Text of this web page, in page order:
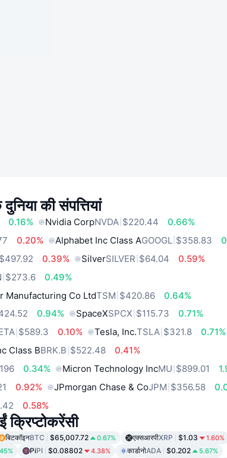
की संपत्तियां
0.16% Nvidia CorpNVDA $220.44
0.66%
0.20% Alphabet Inc Class AGOOGL $358.83
$497.92 0.39% SilverSILVER $64.04
0.59%
$273.6
0.49%
Manufacturing Co LtdTSM $420.86
0.64%
0.94% SpaceXSPCX $115.73
0.71%
$589.3 0.10% Tesla, Inc.TSLA $321.8
0.71%
Class BBRK.B $522.48
0.41%
0.34% Micron Technology IncMU $899.01
0.92% JPmorgan Chase & CoJPM $356.58
0.58%
क्रिप्टोकरेंसी
बिटकॉइनBTC $65,007.72 0.67% एक्सआरपीXRP $1.03 1.60%
PiPI $0.08802 4.38% कार्डानोADA $0.202 5.67%